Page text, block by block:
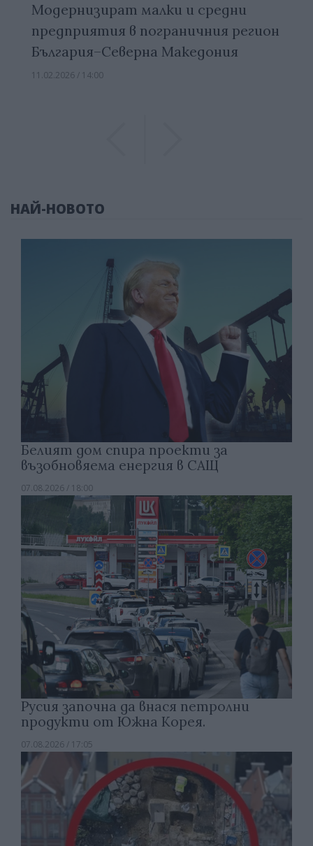
Модернизират малки и средни
предприятия в пограничния регион
България–Северна Македония
11.02.2026 / 14:00
НАЙ-НОВОТО
Белият дом спира проекти за
възобновяема енергия в САЩ
07.08.2026 / 18:00
Русия започна да внася петролни
продукти от Южна Корея.
07.08.2026 / 17:05